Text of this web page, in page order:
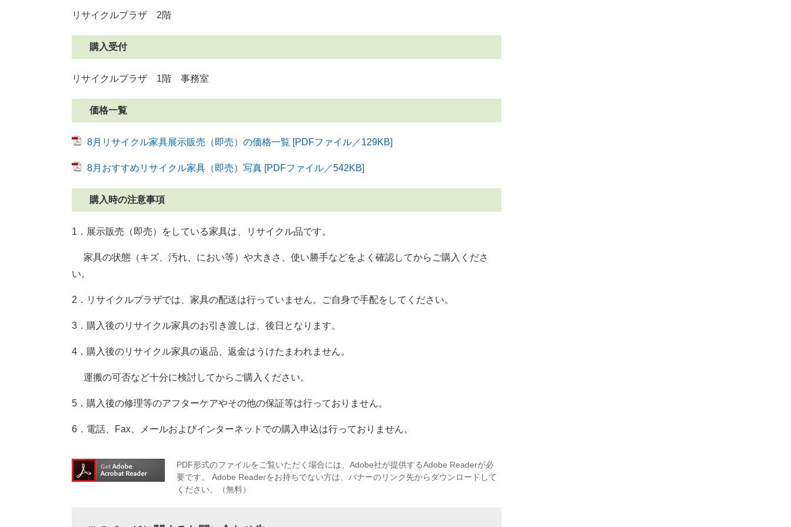
リサイクルプラザ 2階
購入受付
リサイクルプラザ 1階 事務室
価格一覧
8月リサイクル家具展示販売（即売）の価格一覧 [PDFファイル／129KB]
8月おすすめリサイクル家具（即売）写真 [PDFファイル／542KB]
購入時の注意事項
1．展示販売（即売）をしている家具は、リサイクル品です。
家具の状態（キズ、汚れ、におい等）や大きさ、使い勝手などをよく確認してからご購入くださ
い。
2．リサイクルプラザでは、家具の配送は行っていません。ご自身で手配をしてください。
3．購入後のリサイクル家具のお引き渡しは、後日となります。
4．購入後のリサイクル家具の返品、返金はうけたまわれません。
運搬の可否など十分に検討してからご購入ください。
5．購入後の修理等のアフターケアやその他の保証等は行っておりません。
6．電話、Fax、メールおよびインターネットでの購入申込は行っておりません。
PDF形式のファイルをご覧いただく場合には、Adobe社が提供するAdobe Readerが必
要です。
Adobe Readerをお持ちでない方は、バナーのリンク先からダウンロードして
ください。（無料）